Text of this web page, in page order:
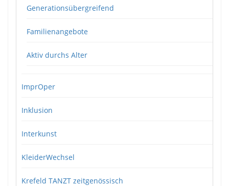
Generationsübergreifend
Familienangebote
Aktiv durchs Alter
ImprOper
Inklusion
Interkunst
KleiderWechsel
Krefeld TANZT zeitgenössisch